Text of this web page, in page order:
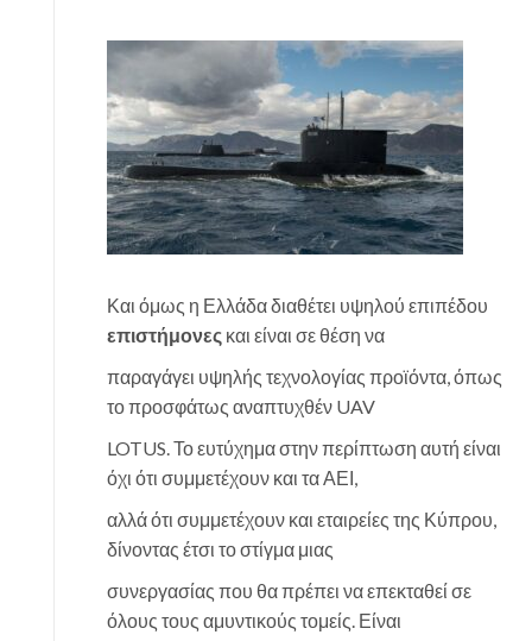
Και όμως η Ελλάδα διαθέτει υψηλού επιπέδου
επιστήμονες και είναι σε θέση να
παραγάγει υψηλής τεχνολογίας προϊόντα, όπως
το προσφάτως αναπτυχθέν UAV
LOTUS. Το ευτύχημα στην περίπτωση αυτή είναι
όχι ότι συμμετέχουν και τα ΑΕΙ,
αλλά ότι συμμετέχουν και εταιρείες της Κύπρου,
δίνοντας έτσι το στίγμα μιας
συνεργασίας που θα πρέπει να επεκταθεί σε
όλους τους αμυντικούς τομείς. Είναι